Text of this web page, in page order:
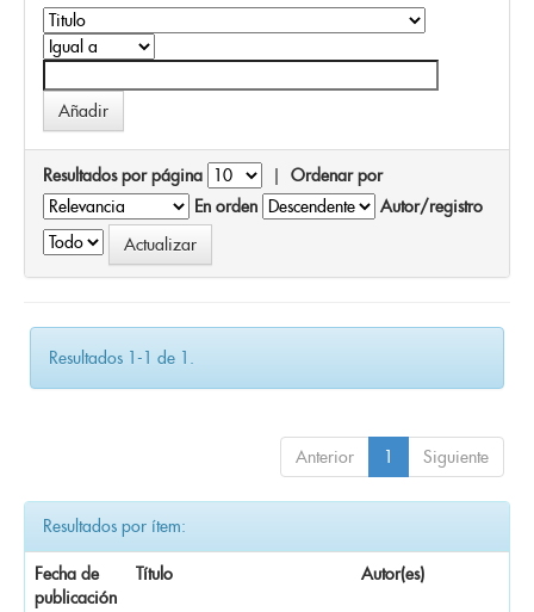
Resultados por página | Ordenar por
En orden
Autor/registro
Resultados 1-1 de 1.
Anterior 1 Siguiente
Resultados por ítem:
Fecha de
publicación
Título Autor(es)